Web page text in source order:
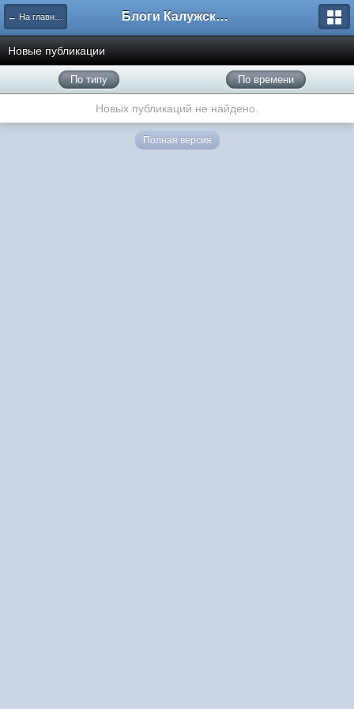
← На главную Блоги Калужского перекрестка
Новые публикации
По типу По времени
Новых публикаций не найдено.
Полная версия